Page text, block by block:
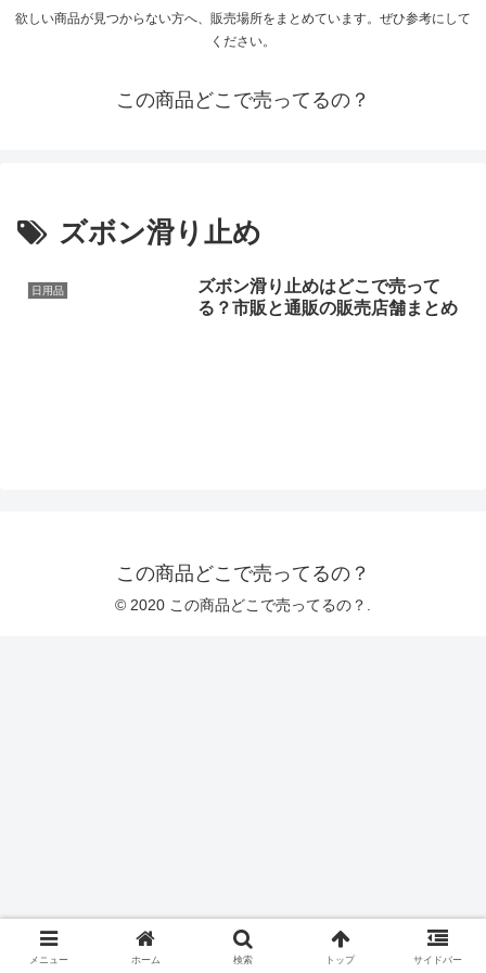
欲しい商品が見つからない方へ、販売場所をまとめています。ぜひ参考にして
ください。
この商品どこで売ってるの？
ズボン滑り止め
日用品
ズボン滑り止めはどこで売って
る？市販と通販の販売店舗まとめ
この商品どこで売ってるの？
© 2020 この商品どこで売ってるの？.
メニュー ホーム 検索 トップ サイドバー